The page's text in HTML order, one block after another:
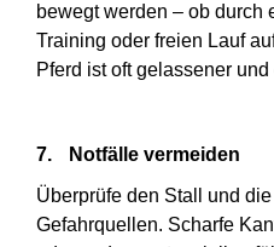
bewegt werden – ob durch
Training oder freien Lauf
Pferd ist oft gelassener und
7. Notfälle vermeiden
Überprüfe den Stall und
Gefahrquellen. Scharfe